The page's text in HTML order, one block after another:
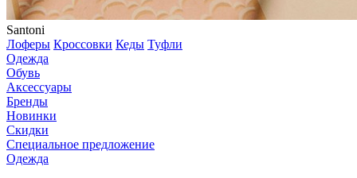
Santoni
Лоферы Кроссовки Кеды Туфли
Одежда
Обувь
Аксессуары
Бренды
Новинки
Скидки
Специальное предложение
Одежда